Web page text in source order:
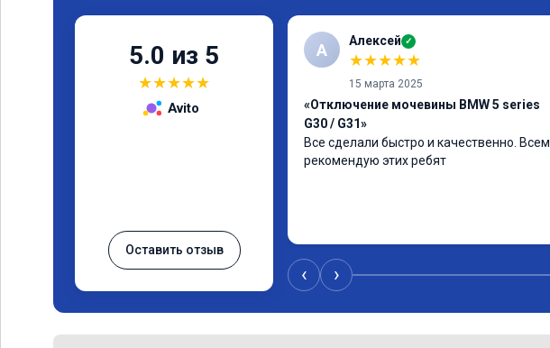
5.0 из 5
★★★★★
Avito
Оставить отзыв
А Алексей ✓
★★★★★
15 марта 2025
«Отключение мочевины BMW 5 series
G30 / G31»
Все сделали быстро и качественно. Всем
рекомендую этих ребят
‹ ›